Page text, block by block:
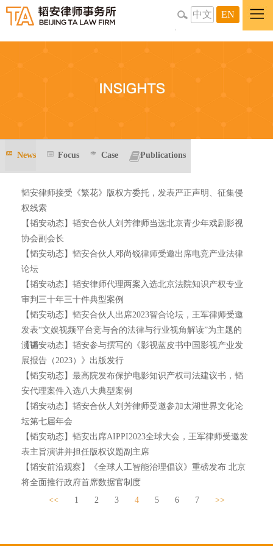
中文 EN
News Focus Case Publications
韬安律师接受《繁花》版权方委托，发表严正声明、征集侵
权线索
【韬安动态】韬安合伙人刘芳律师当选北京青少年戏剧影视
协会副会长
【韬安动态】韬安合伙人邓尚锐律师受邀出席电竞产业法律
论坛
【韬安动态】韬安律师代理两案入选北京法院知识产权专业
审判三十年三十件典型案例
【韬安动态】韬安合伙人出席2023智合论坛，王军律师受邀
发表“文娱视频平台竞与合的法律与行业视角解读”为主题的
演讲
【韬安动态】韬安参与撰写的《影视蓝皮书中国影视产业发
展报告（2023）》出版发行
【韬安动态】最高院发布保护电影知识产权司法建议书，韬
安代理案件入选八大典型案例
【韬安动态】韬安合伙人刘芳律师受邀参加太湖世界文化论
坛第七届年会
【韬安动态】韬安出席AIPPI2023全球大会，王军律师受邀发
表主旨演讲并担任版权议题副主席
【韬安前沿观察】《全球人工智能治理倡议》重磅发布 北京
将全面推行政府首席数据官制度
<<
1 2 3 4 5 6 7 >>